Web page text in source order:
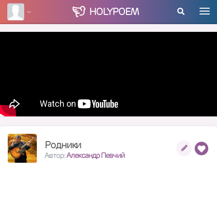
HOLYPOEM
Родники
Автор:Александр Певчий